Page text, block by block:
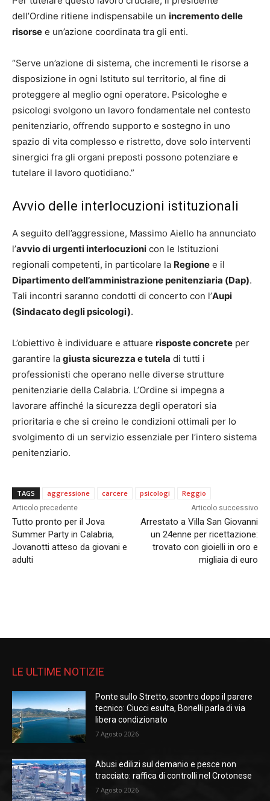
dell’Ordine ritiene indispensabile un incremento delle
risorse e un’azione coordinata tra gli enti.
“Serve un’azione di sistema, che incrementi le risorse a
disposizione in ogni Istituto sul territorio, al fine di
proteggere al meglio ogni operatore. Psicologhe e
psicologi svolgono un lavoro fondamentale nel contesto
penitenziario, offrendo supporto e sostegno in uno
spazio di vita complesso e ristretto, dove solo interventi
sinergici fra gli organi preposti possono potenziare e
tutelare il lavoro quotidiano.”
Avvio delle interlocuzioni istituzionali
A seguito dell’aggressione, Massimo Aiello ha annunciato
l’avvio di urgenti interlocuzioni con le Istituzioni
regionali competenti, in particolare la Regione e il
Dipartimento dell’amministrazione penitenziaria (Dap).
Tali incontri saranno condotti di concerto con l’Aupi
(Sindacato degli psicologi).
L’obiettivo è individuare e attuare risposte concrete per
garantire la giusta sicurezza e tutela di tutti i
professionisti che operano nelle diverse strutture
penitenziarie della Calabria. L’Ordine si impegna a
lavorare affinché la sicurezza degli operatori sia
prioritaria e che si creino le condizioni ottimali per lo
svolgimento di un servizio essenziale per l’intero sistema
penitenziario.
TAGS aggressione carcere psicologi Reggio
Articolo precedente
Tutto pronto per il Jova
Summer Party in Calabria,
Jovanotti atteso da giovani e
adulti
Articolo successivo
Arrestato a Villa San Giovanni
un 24enne per ricettazione:
trovato con gioielli in oro e
migliaia di euro
LE ULTIME NOTIZIE
Ponte sullo Stretto, scontro dopo il parere
tecnico: Ciucci esulta, Bonelli parla di via
libera condizionato
7 Agosto 2026
Abusi edilizi sul demanio e pesce non
tracciato: raffica di controlli nel Crotonese
7 Agosto 2026